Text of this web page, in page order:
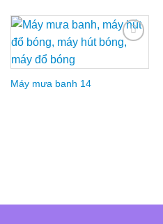
Máy mưa banh 14